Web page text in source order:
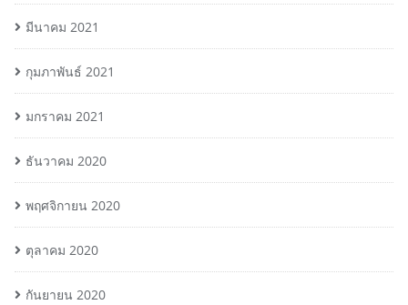
มีนาคม 2021
กุมภาพันธ์ 2021
มกราคม 2021
ธันวาคม 2020
พฤศจิกายน 2020
ตุลาคม 2020
กันยายน 2020